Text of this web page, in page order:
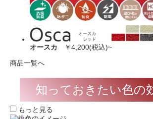
オースカ ￥4,200(税込)~
商品一覧へ
知っておきたい色の
もっと見る